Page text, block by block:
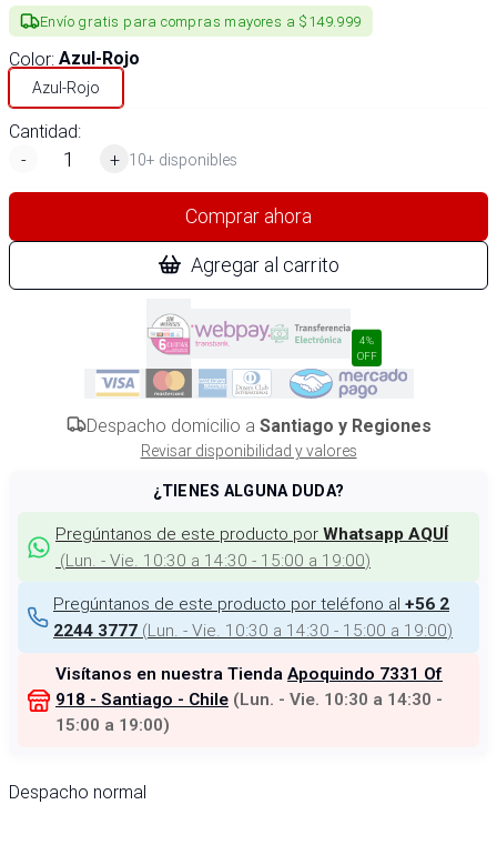
Envío gratis para compras mayores a $149.999
Color: Azul-Rojo
Azul-Rojo
Cantidad:
-
+ 10+ disponibles
Comprar ahora
Agregar al carrito
4%
OFF
Despacho domicilio a Santiago y Regiones
Revisar disponibilidad y valores
¿TIENES ALGUNA DUDA?
Pregúntanos de este producto por Whatsapp AQUÍ
(Lun. - Vie. 10:30 a 14:30 - 15:00 a 19:00)
Pregúntanos de este producto por teléfono al +56 2
2244 3777 (Lun. - Vie. 10:30 a 14:30 - 15:00 a 19:00)
Visítanos en nuestra Tienda Apoquindo 7331 Of
918 - Santiago - Chile (Lun. - Vie. 10:30 a 14:30 -
15:00 a 19:00)
Despacho normal